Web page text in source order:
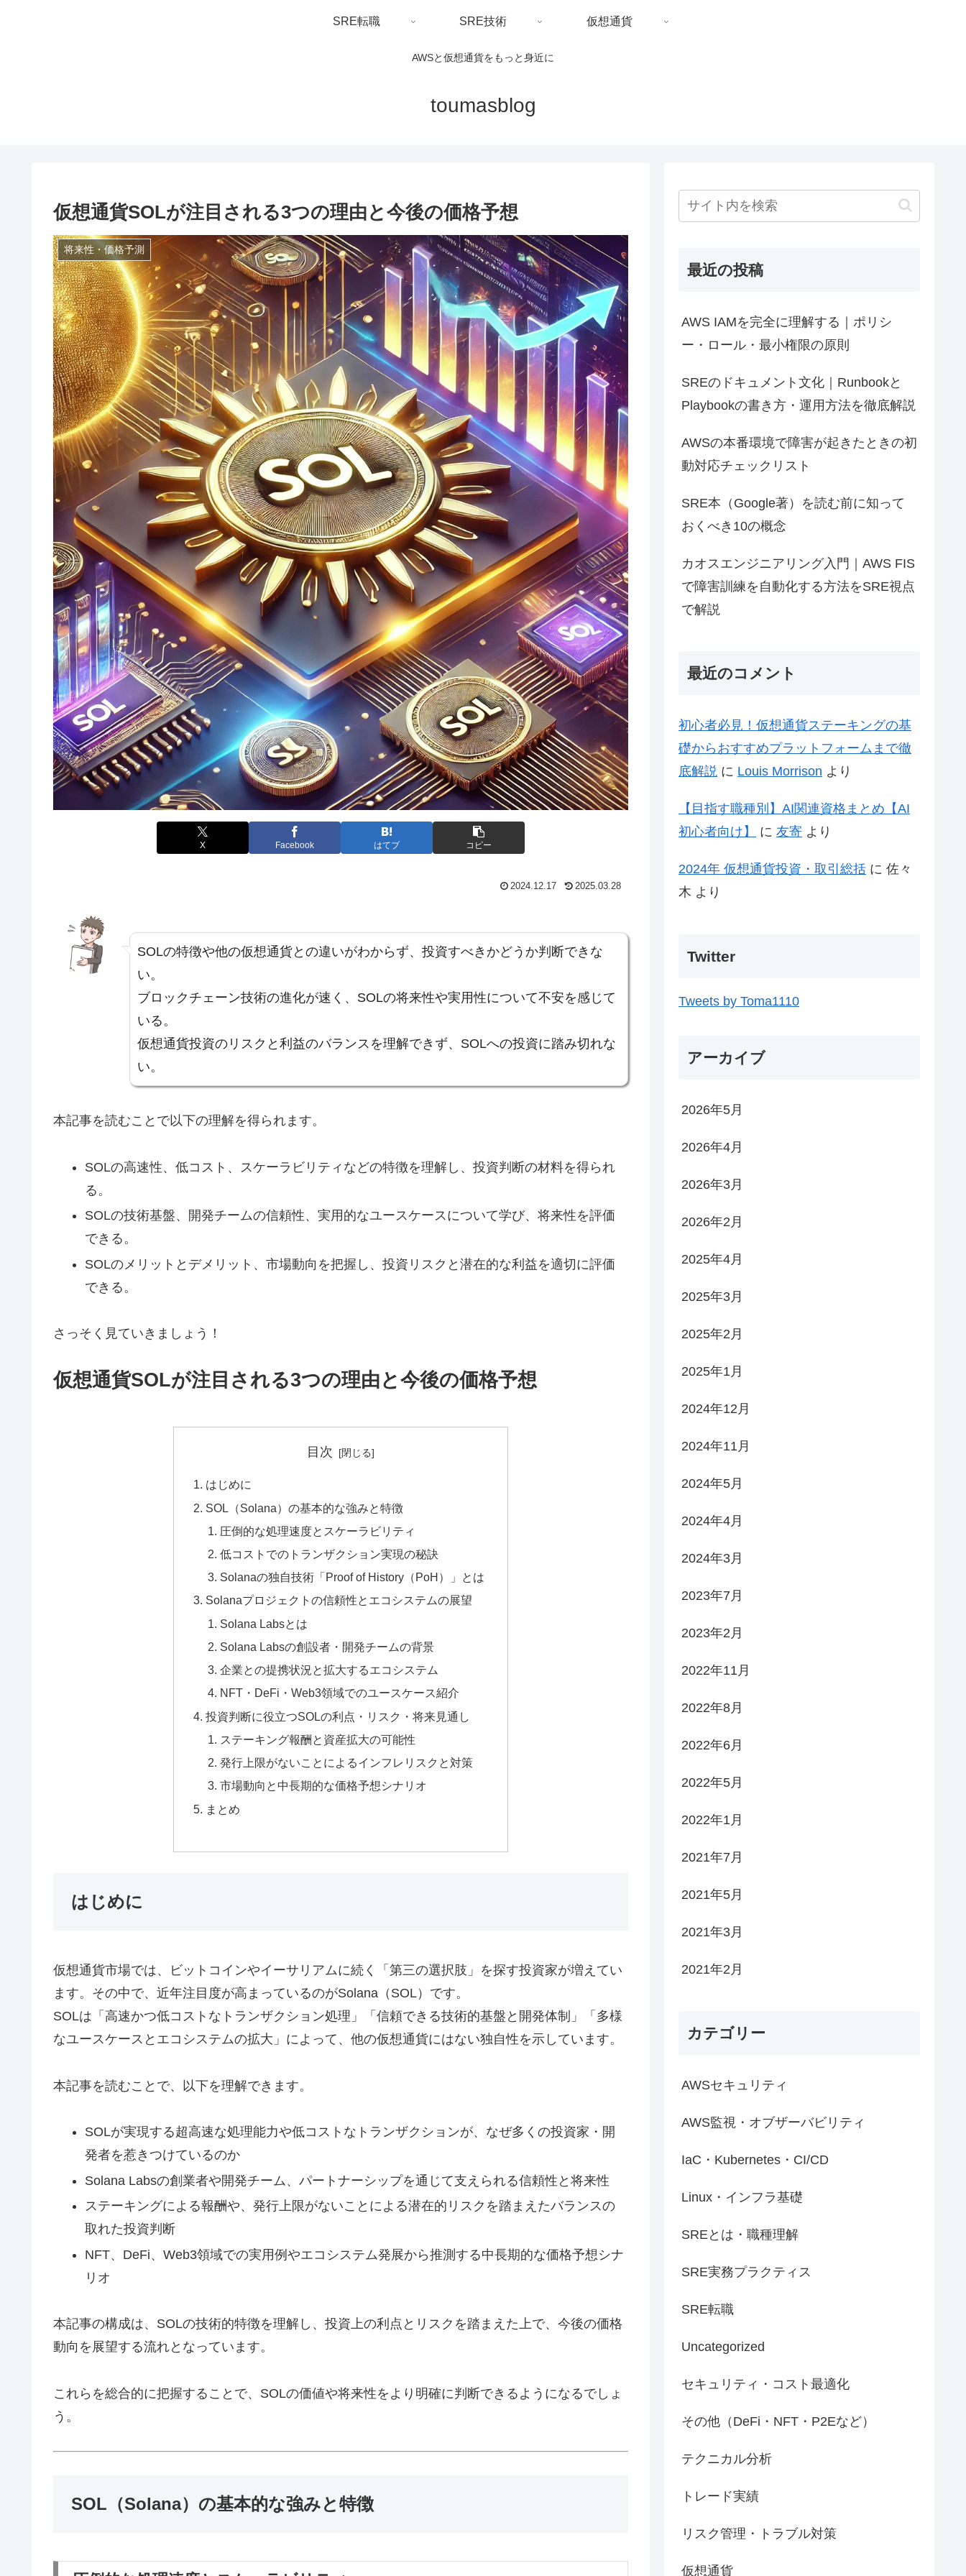
AWSと仮想通貨をもっと身近に
toumasblog
SRE転職 SRE技術 仮想通貨
仮想通貨SOLが注目される3つの理由と今後の価格予想
将来性・価格予測
X Facebook はてブ コピー
2024.12.17 2025.03.28
SOLの特徴や他の仮想通貨との違いがわからず、投資すべきかどうか判断できな
い。
ブロックチェーン技術の進化が速く、SOLの将来性や実用性について不安を感じて
いる。
仮想通貨投資のリスクと利益のバランスを理解できず、SOLへの投資に踏み切れな
い。
本記事を読むことで以下の理解を得られます。
SOLの高速性、低コスト、スケーラビリティなどの特徴を理解し、投資判断の材料を得られ
る。
SOLの技術基盤、開発チームの信頼性、実用的なユースケースについて学び、将来性を評価
できる。
SOLのメリットとデメリット、市場動向を把握し、投資リスクと潜在的な利益を適切に評価
できる。
さっそく見ていきましょう！
仮想通貨SOLが注目される3つの理由と今後の価格予想
目次
はじめに
SOL（Solana）の基本的な強みと特徴
圧倒的な処理速度とスケーラビリティ
低コストでのトランザクション実現の秘訣
Solanaの独自技術「Proof of History（PoH）」とは
Solanaプロジェクトの信頼性とエコシステムの展望
Solana Labsとは
Solana Labsの創設者・開発チームの背景
企業との提携状況と拡大するエコシステム
NFT・DeFi・Web3領域でのユースケース紹介
投資判断に役立つSOLの利点・リスク・将来見通し
ステーキング報酬と資産拡大の可能性
発行上限がないことによるインフレリスクと対策
市場動向と中長期的な価格予想シナリオ
まとめ
はじめに
仮想通貨市場では、ビットコインやイーサリアムに続く「第三の選択肢」を探す投資家が増えてい
ます。その中で、近年注目度が高まっているのがSolana（SOL）です。
SOLは「高速かつ低コストなトランザクション処理」「信頼できる技術的基盤と開発体制」「多様
なユースケースとエコシステムの拡大」によって、他の仮想通貨にはない独自性を示しています。
本記事を読むことで、以下を理解できます。
SOLが実現する超高速な処理能力や低コストなトランザクションが、なぜ多くの投資家・開
発者を惹きつけているのか
Solana Labsの創業者や開発チーム、パートナーシップを通じて支えられる信頼性と将来性
ステーキングによる報酬や、発行上限がないことによる潜在的リスクを踏まえたバランスの
取れた投資判断
NFT、DeFi、Web3領域での実用例やエコシステム発展から推測する中長期的な価格予想シナ
リオ
本記事の構成は、SOLの技術的特徴を理解し、投資上の利点とリスクを踏まえた上で、今後の価格
動向を展望する流れとなっています。
これらを総合的に把握することで、SOLの価値や将来性をより明確に判断できるようになるでしょ
う。
SOL（Solana）の基本的な強みと特徴
最近の投稿
AWS IAMを完全に理解する｜ポリシ
ー・ロール・最小権限の原則
SREのドキュメント文化｜Runbookと
Playbookの書き方・運用方法を徹底解説
AWSの本番環境で障害が起きたときの初
動対応チェックリスト
SRE本（Google著）を読む前に知って
おくべき10の概念
カオスエンジニアリング入門｜AWS FIS
で障害訓練を自動化する方法をSRE視点
で解説
最近のコメント
初心者必見！仮想通貨ステーキングの基
礎からおすすめプラットフォームまで徹
底解説 に Louis Morrison より
【目指す職種別】AI関連資格まとめ【AI
初心者向け】
に 友寄 より
2024年 仮想通貨投資・取引総括 に 佐々
木 より
Twitter
Tweets by Toma1110
アーカイブ
2026年5月
2026年4月
2026年3月
2026年2月
2025年4月
2025年3月
2025年2月
2025年1月
2024年12月
2024年11月
2024年5月
2024年4月
2024年3月
2023年7月
2023年2月
2022年11月
2022年8月
2022年6月
2022年5月
2022年1月
2021年7月
2021年5月
2021年3月
2021年2月
カテゴリー
AWSセキュリティ
AWS監視・オブザーバビリティ
IaC・Kubernetes・CI/CD
Linux・インフラ基礎
SREとは・職種理解
SRE実務プラクティス
SRE転職
Uncategorized
セキュリティ・コスト最適化
その他（DeFi・NFT・P2Eなど）
テクニカル分析
トレード実績
リスク管理・トラブル対策
仮想通貨